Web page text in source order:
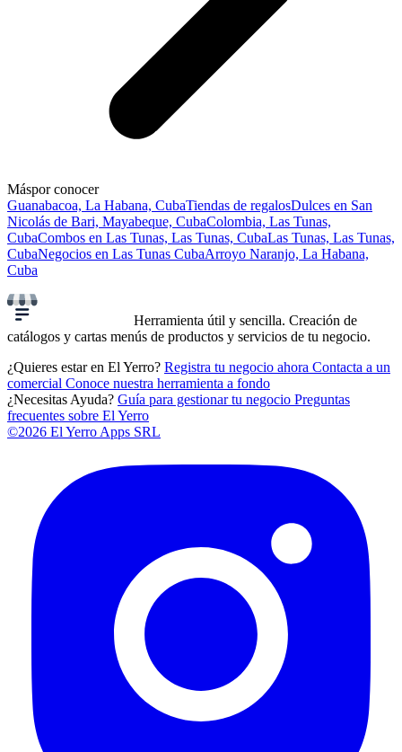
Máspor conocer
Guanabacoa, La Habana, CubaTiendas de regalosDulces en San
Nicolás de Bari, Mayabeque, CubaColombia, Las Tunas,
CubaCombos en Las Tunas, Las Tunas, CubaLas Tunas, Las Tunas,
CubaNegocios en Las Tunas CubaArroyo Naranjo, La Habana,
Cuba
Herramienta útil y sencilla. Creación de
catálogos y cartas menús de productos y servicios de tu negocio.
¿Quieres estar en El Yerro? Registra tu negocio ahora Contacta a un
comercial Conoce nuestra herramienta a fondo
¿Necesitas Ayuda? Guía para gestionar tu negocio Preguntas
frecuentes sobre El Yerro
©2026 El Yerro Apps SRL